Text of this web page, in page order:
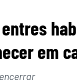
em